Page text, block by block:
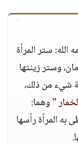
الله: ستر المرأة
وستر زينتها
شيء من ذلك،
"وهما:
المرأة رأسها